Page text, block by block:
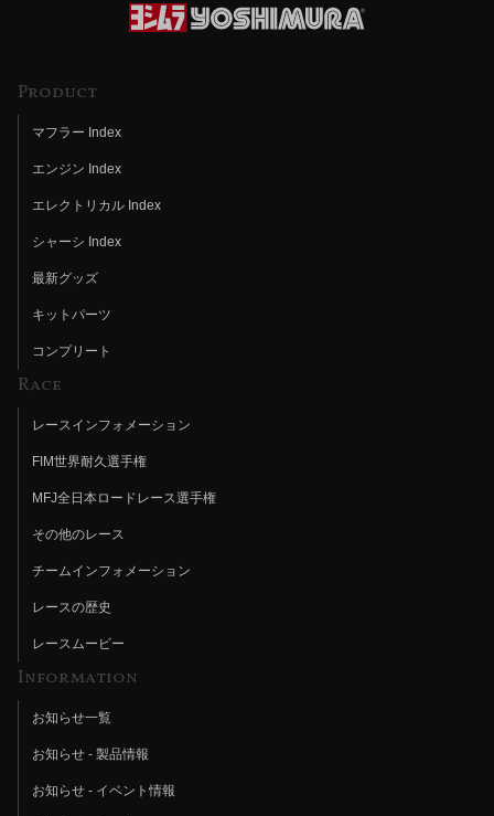
Product
マフラー Index
エンジン Index
エレクトリカル Index
シャーシ Index
最新グッズ
キットパーツ
コンプリート
Race
レースインフォメーション
FIM世界耐久選手権
MFJ全日本ロードレース選手権
その他のレース
チームインフォメーション
レースの歴史
レースムービー
Information
お知らせ一覧
お知らせ - 製品情報
お知らせ - イベント情報